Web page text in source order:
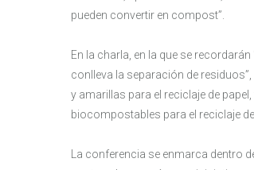
pueden convertir en compost”.
En la charla, en la que se
conlleva la separación de
y amarillas para el reciclaje de
biocompostables para el reciclaje
La conferencia se enmarca dentro